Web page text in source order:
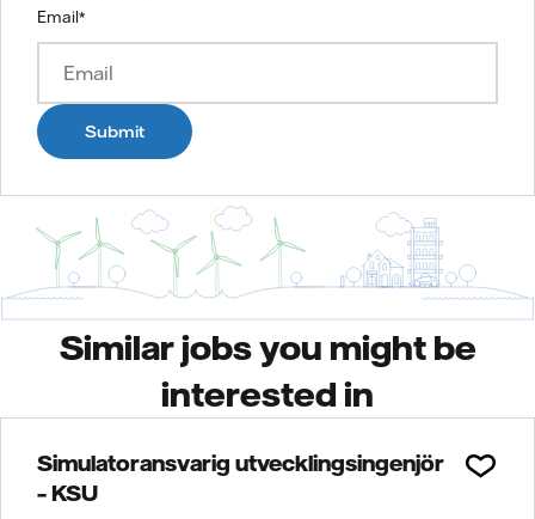
Email*
Submit
Similar jobs you might be
interested in
Simulatoransvarig utvecklingsingenjör
– KSU